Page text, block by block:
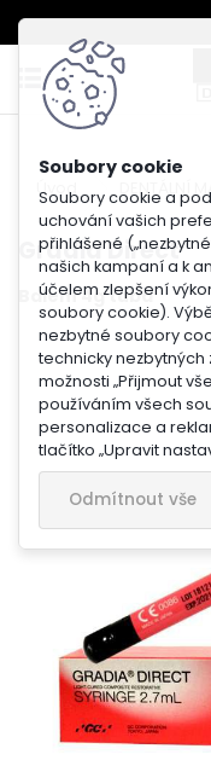
Soubory cookie a
uchování vašich
přihlášené
našich kampaní a k
účelem zlepšení
soubory cookie).
nezbytné soubory
technicky
možnosti „Přijmout
používáním všech
personalizace a
tlačítko „Upravit
Odmítnout vše
Úvod DENTÁLNÍ
Gradia Direct
Balení 4g tuba